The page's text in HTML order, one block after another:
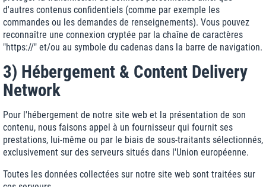
d'autres contenus confidentiels (comme par exemple les
commandes ou les demandes de renseignements). Vous pouvez
reconnaître une connexion cryptée par la chaîne de caractères
"https://" et/ou au symbole du cadenas dans la barre de navigation.
3) Hébergement & Content Delivery
Network
Pour l'hébergement de notre site web et la présentation de son
contenu, nous faisons appel à un fournisseur qui fournit ses
prestations, lui-même ou par le biais de sous-traitants sélectionnés,
exclusivement sur des serveurs situés dans l'Union européenne.
Toutes les données collectées sur notre site web sont traitées sur